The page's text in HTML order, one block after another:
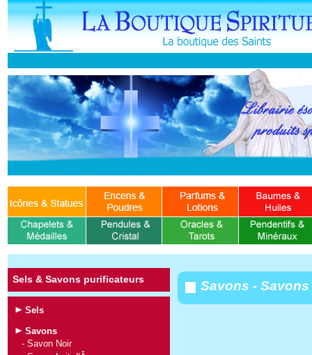
Sels & Savons purificateurs
Sels
Savons
- Savon Noir
Savons -